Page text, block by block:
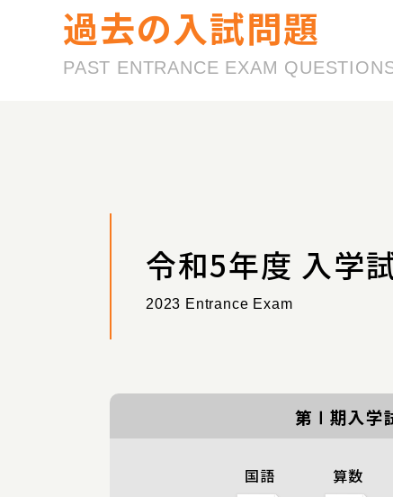
過去の入試問題
PAST ENTRANCE EXAM
令和5年度 入学
2023 Entrance Exam
第Ⅰ期入学
国語 算数